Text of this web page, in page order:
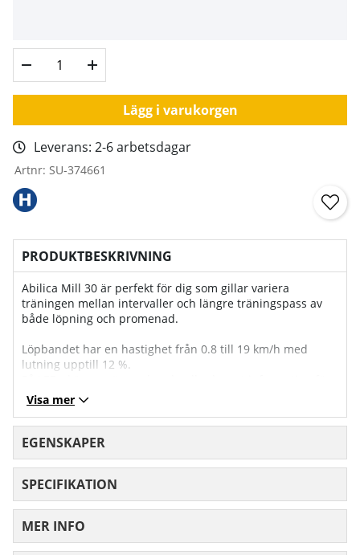
Lägg i varukorgen
Leverans: 2-6 arbetsdagar
Artnr: SU-374661
PRODUKTBESKRIVNING
Abilica Mill 30 är perfekt för dig som gillar variera
träningen mellan intervaller och längre träningspass av
både löpning och promenad.
Löpbandet har en hastighet från 0.8 till 19 km/h med
lutning upptill 12 %.
träningspasset och med möjlighet att delta i 18 st olika
träningsprogram.
Abilica Mill 30 kan kopplas samman med flera
träningsappar. Med appen Zwift kan du löpa genom
virtuella miljöer både ensam eller med andra människor
och också hålla koll på dina måluppfyllelse. Med iConsole+
Training kan du skapa dina egna intervallpass. Löpbandet
lyssna på din favoritmusik när du tränar.
Visa mer
EGENSKAPER
SPECIFIKATION
MER INFO